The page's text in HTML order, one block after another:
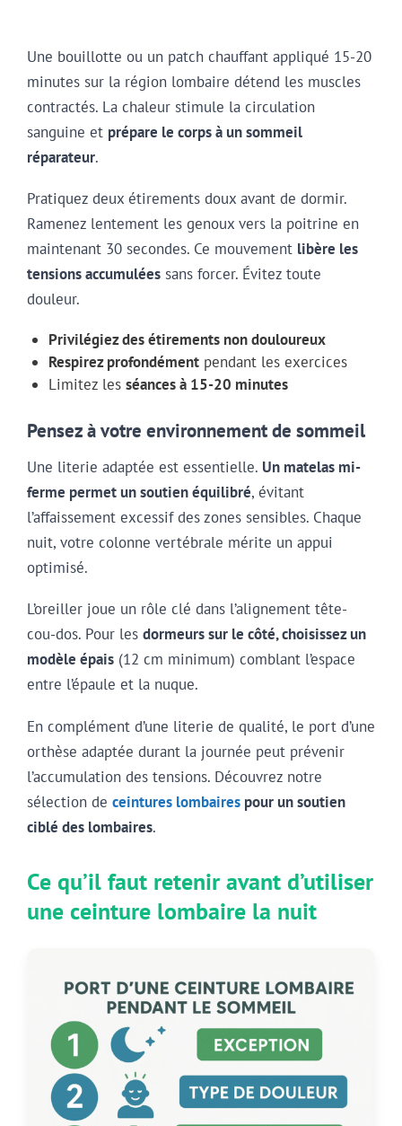
Une bouillotte ou un patch chauffant appliqué 15-20
minutes sur la région lombaire détend les muscles
contractés. La chaleur stimule la circulation
sanguine et prépare le corps à un sommeil
réparateur.
Pratiquez deux étirements doux avant de dormir.
Ramenez lentement les genoux vers la poitrine en
maintenant 30 secondes. Ce mouvement libère les
tensions accumulées sans forcer. Évitez toute
douleur.
Privilégiez des étirements non douloureux
Respirez profondémentpendant les exercices
Limitez les séances à 15-20 minutes
Pensez à votre environnement de sommeil
Une literie adaptée est essentielle. Un matelas mi-
ferme permet un soutien équilibré, évitant
l’affaissement excessif des zones sensibles. Chaque
nuit, votre colonne vertébrale mérite un appui
optimisé.
L’oreiller joue un rôle clé dans l’alignement tête-
cou-dos. Pour les dormeurs sur le côté, choisissez un
modèle épais (12 cm minimum) comblant l’espace
entre l’épaule et la nuque.
En complément d’une literie de qualité, le port d’une
orthèse adaptée durant la journée peut prévenir
l’accumulation des tensions. Découvrez notre
sélection de ceintures lombaires pour un soutien
ciblé des lombaires.
Ce qu’il faut retenir avant d’utiliser
une ceinture lombaire la nuit